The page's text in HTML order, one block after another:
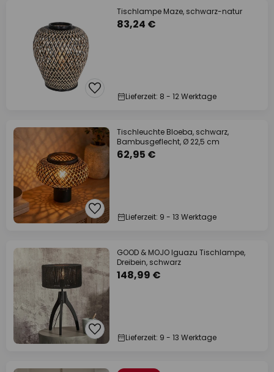
Tischlampe Maze, schwarz-natur
83,24 €
Lieferzeit: 8 - 12 Werktage
Tischleuchte Bloeba, schwarz,
Bambusgeflecht, Ø 22,5 cm
62,95 €
Lieferzeit: 9 - 13 Werktage
GOOD & MOJO Iguazu Tischlampe,
Dreibein, schwarz
148,99 €
Lieferzeit: 9 - 13 Werktage